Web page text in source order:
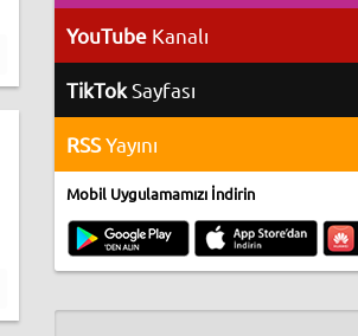
YouTube Kanalı
TikTokSayfası
RSSYayını
Mobil Uygulamamızı İndirin